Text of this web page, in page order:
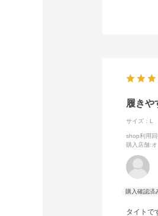
履きや
サイズ：L
shop利用
購入店舗:
タイトで